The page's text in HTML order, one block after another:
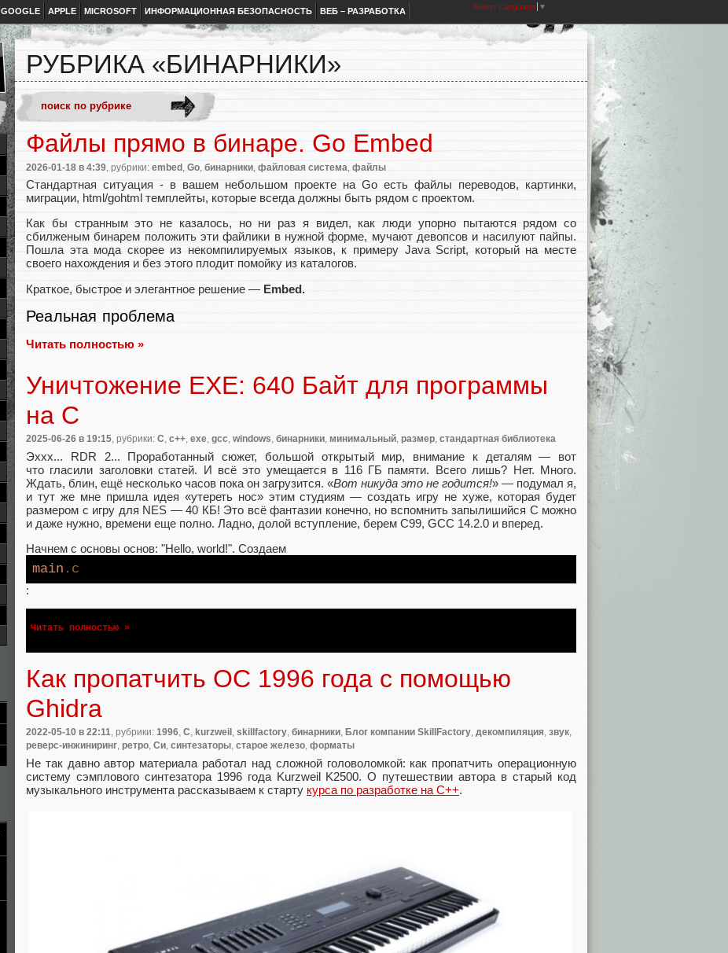
GOOGLE APPLE MICROSOFT ИНФОРМАЦИОННАЯ БЕЗОПАСНОСТЬ ВЕБ – РАЗРАБОТКА Select Language ▼
РУБРИКА «БИНАРНИКИ»
Файлы прямо в бинаре. Go Embed
2026-01-18 в 4:39 , рубрики: embed Go бинарники файловая система файлы
Стандартная ситуация - в вашем небольшом проекте на Go есть файлы переводов, картинки,
миграции, html/gohtml темплейты, которые всегда должны быть рядом с проектом.
Как бы странным это не казалось, но ни раз я видел, как люди упорно пытаются рядом со
сбилженым бинарем положить эти файлики в нужной форме, мучают девопсов и насилуют пайпы.
Пошла эта мода скорее из некомпилируемых языков, к примеру Java Script, который на месте
своего нахождения и без этого плодит помойку из каталогов.
Краткое, быстрое и элегантное решение — Embed.
Реальная проблема
Читать полностью »
Уничтожение EXE: 640 Байт для программы
на C
2025-06-26 в 19:15, рубрики: C, c++, exe, gcc, windows, бинарники, минимальный, размер, стандартная библиотека
Эххх... RDR 2... Проработанный сюжет, большой открытый мир, внимание к деталям — вот
что гласили заголовки статей. И всё это умещается в 116 ГБ памяти. Всего лишь? Нет. Много.
Ждать, блин, ещё несколько часов пока он загрузится. «Вот никуда это не годится!» — подумал я,
и тут же мне пришла идея «утереть нос» этим студиям — создать игру не хуже, которая будет
размером с игру для NES — 40 КБ! Это всё фантазии конечно, но вспомнить запылишийся C можно
и даже нужно, времени еще полно. Ладно, долой вступление, берем C99, GCC 14.2.0 и вперед.
Начнем с основы основ: "Hello, world!". Создаем
main .c
:
Читать полностью »
Как пропатчить ОС 1996 года с помощью
Ghidra
2022-05-10 в 22:11, рубрики: 1996, C, kurzweil , skillfactory, бинарники, Блог компании SkillFactory, декомпиляция, звук,
реверс-инжиниринг, ретро, Си, синтезаторы, старое железо, форматы
Не так давно автор материала работал над сложной головоломкой: как пропатчить операционную
систему сэмплового синтезатора 1996 года Kurzweil K2500. О путешествии автора в старый код
музыкального инструмента рассказываем к старту курса по разработке на C++.